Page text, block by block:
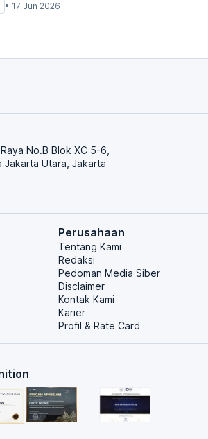
• 17 Jun 2026
No.B Blok XC 5-6,
Jakarta Utara, Jakarta
Perusahaan
Tentang Kami
Redaksi
Pedoman Media Siber
Disclaimer
Kontak Kami
Karier
Profil & Rate Card